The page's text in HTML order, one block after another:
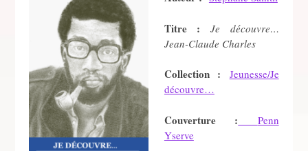
Titre :Je découvre…
Jean-Claude Charles
Collection : Jeunesse/Je
découvre…
Couverture :
Penn
Yserve